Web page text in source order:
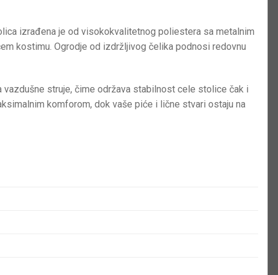
izrađena je od visokokvalitetnog poliestera sa metalnim
kostimu. Ogrodje od izdržljivog čelika podnosi redovnu
vazdušne struje, čime održava stabilnost cele stolice čak i
komforom, dok vaše piće i lične stvari ostaju na